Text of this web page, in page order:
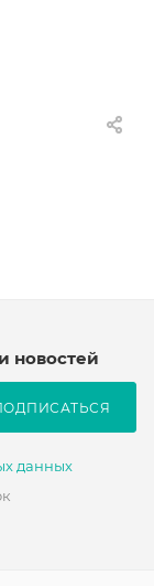
новостей
данных